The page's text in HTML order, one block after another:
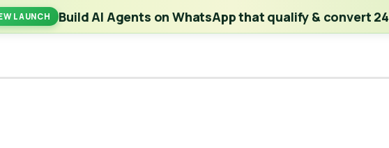
LAUNCH Build AI Agents on WhatsApp that qualify & convert
New Launch | Build AI Agents on WhatsApp that qualify & convert 24/7